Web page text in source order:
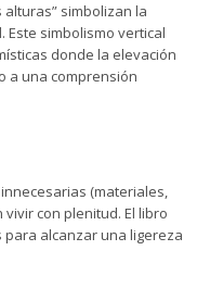
simbolizan la
simbolismo vertical
donde la elevación
a una comprensión
(materiales,
con plenitud. El libro
alcanzar una ligereza